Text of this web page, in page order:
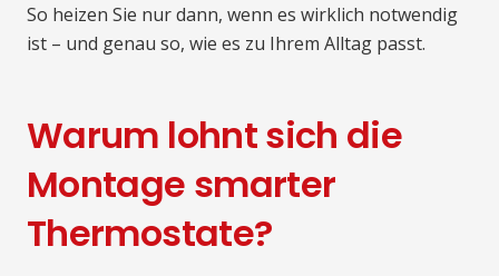
So heizen Sie nur dann, wenn es wirklich notwendig
ist – und genau so, wie es zu Ihrem Alltag passt.
Warum lohnt sich die
Montage smarter
Thermostate?